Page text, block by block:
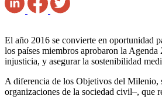
El año 2016 se convierte en oportunidad
los países miembros aprobaron la Agenda
injusticia, y asegurar la sostenibilidad
A diferencia de los Objetivos del Milenio,
organizaciones de la sociedad civil–, que